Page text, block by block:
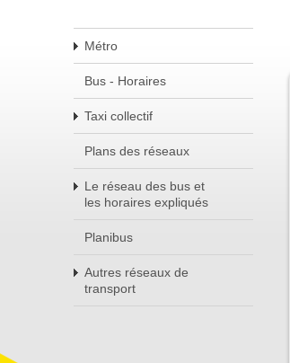
Métro
Bus - Horaires
Taxi collectif
Plans des réseaux
Le réseau des bus et
les horaires expliqués
Planibus
Autres réseaux de
transport